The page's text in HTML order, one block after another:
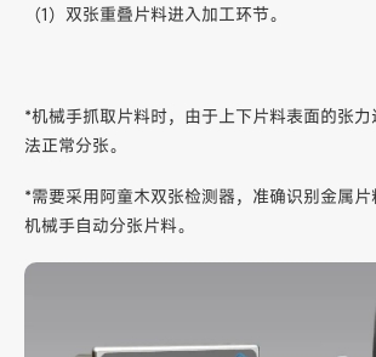
（1）双张重叠片料进入加工环节。
*机械手抓取片料时，由于上下片料表面的张
法正常分张。
*需要采用阿童木双张检测器，准确识别金属
机械手自动分张片料。